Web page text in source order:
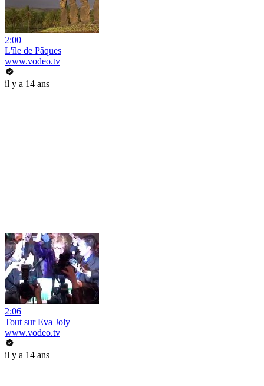
2:00
L'île de Pâques
www.vodeo.tv
il y a 14 ans
2:06
Tout sur Eva Joly
www.vodeo.tv
il y a 14 ans